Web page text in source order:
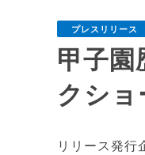
プレスリリース
甲子
クショ
リリース発行